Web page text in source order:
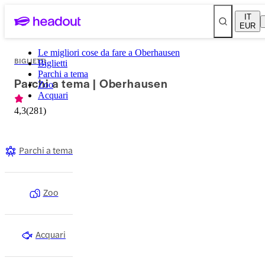
IT
EUR
Le migliori cose da fare a Oberhausen
Biglietti
Parchi a tema
Zoo
Acquari
BIGLIETTI
Parchi a tema | Oberhausen
4,3(281)
Parchi a tema
Zoo
Acquari